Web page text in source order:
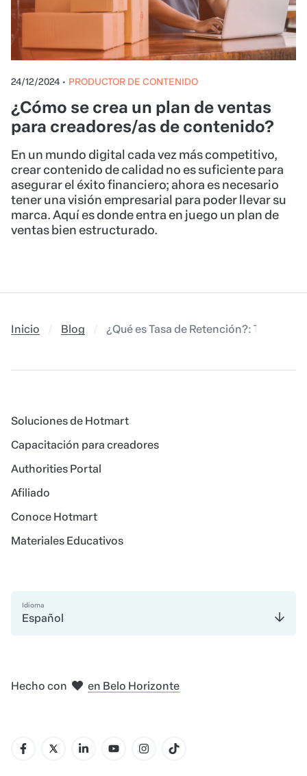
24/12/2024 • PRODUCTOR DE CONTENIDO
¿Cómo se crea un plan de ventas
para creadores/as de contenido?
En un mundo digital cada vez más competitivo,
crear contenido de calidad no es suficiente para
asegurar el éxito financiero; ahora es necesario
tener una visión empresarial para poder llevar su
marca. Aquí es donde entra en juego un plan de
ventas bien estructurado.
Inicio Blog ¿Qué es Tasa de Retención?: Tasa de
Soluciones de Hotmart
Capacitación para creadores
Authorities Portal
Afiliado
Conoce Hotmart
Materiales Educativos
Idioma
Español
Hecho con en Belo Horizonte